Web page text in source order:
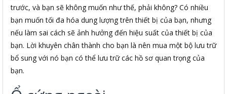
trước, và bạn sẽ không muốn như thế, phải không? Có nhiều
bạn muốn tối đa hóa dung lượng trên thiết bị của bạn, nhưng
nếu làm sai cách sẽ ảnh hưởng đến hiệu suất của thiết bị của
bạn. Lời khuyên chân thành cho bạn là nên mua một bộ lưu trữ
bổ sung với nó bạn có thể lưu trữ các hồ sơ quan trọng của
bạn.